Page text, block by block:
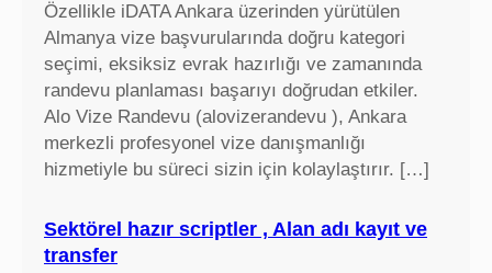
Özellikle iDATA Ankara üzerinden yürütülen
Almanya vize başvurularında doğru kategori
seçimi, eksiksiz evrak hazırlığı ve zamanında
randevu planlaması başarıyı doğrudan etkiler.
Alo Vize Randevu (alovizerandevu ), Ankara
merkezli profesyonel vize danışmanlığı
hizmetiyle bu süreci sizin için kolaylaştırır. […]
Sektörel hazır scriptler , Alan adı kayıt ve
transfer